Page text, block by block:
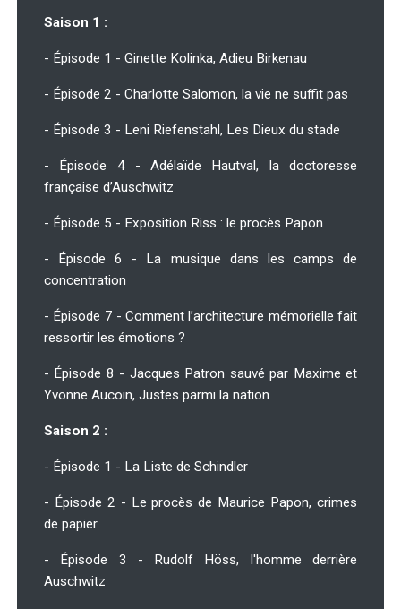
Saison 1 :
- Épisode 1 - Ginette Kolinka, Adieu Birkenau
- Épisode 2 - Charlotte Salomon, la vie ne suffit pas
- Épisode 3 - Leni Riefenstahl, Les Dieux du stade
- Épisode 4 - Adélaïde Hautval, la doctoresse
française d’Auschwitz
- Épisode 5 - Exposition Riss : le procès Papon
- Épisode 6 - La musique dans les camps de
concentration
- Épisode 7 - Comment l’architecture mémorielle fait
ressortir les émotions ?
- Épisode 8 - Jacques Patron sauvé par Maxime et
Yvonne Aucoin, Justes parmi la nation
Saison 2 :
- Épisode 1 - La Liste de Schindler
- Épisode 2 - Le procès de Maurice Papon, crimes
de papier
- Épisode 3 - Rudolf Höss, l'homme derrière
Auschwitz